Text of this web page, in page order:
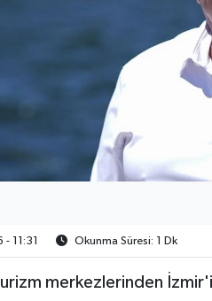
11:31 Okunma Süresi: 1 Dk
merkezlerinden